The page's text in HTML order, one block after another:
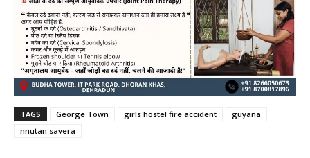
TAGS George Town girls hostel fire accident
guyana
nnutan savera